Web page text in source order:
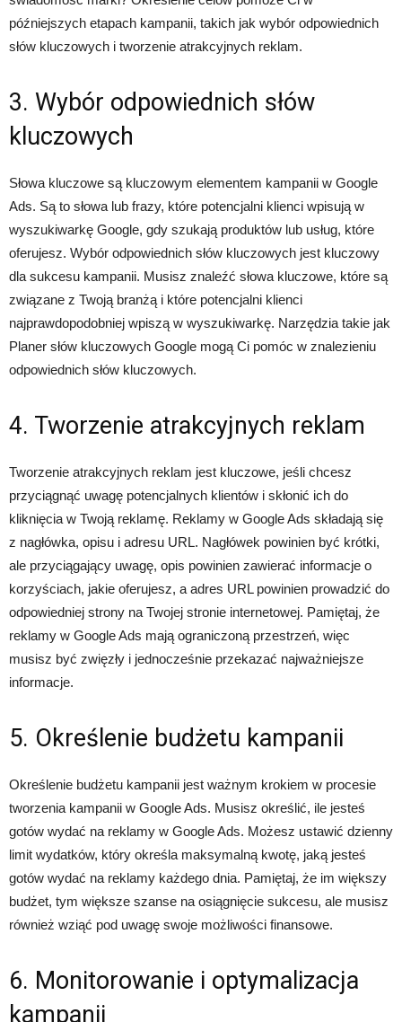
późniejszych etapach kampanii, takich jak wybór odpowiednich
słów kluczowych i tworzenie atrakcyjnych reklam.
3. Wybór odpowiednich słów
kluczowych
Słowa kluczowe są kluczowym elementem kampanii w Google
Ads. Są to słowa lub frazy, które potencjalni klienci wpisują w
wyszukiwarkę Google, gdy szukają produktów lub usług, które
oferujesz. Wybór odpowiednich słów kluczowych jest kluczowy
dla sukcesu kampanii. Musisz znaleźć słowa kluczowe, które są
związane z Twoją branżą i które potencjalni klienci
najprawdopodobniej wpiszą w wyszukiwarkę. Narzędzia takie jak
Planer słów kluczowych Google mogą Ci pomóc w znalezieniu
odpowiednich słów kluczowych.
4. Tworzenie atrakcyjnych reklam
Tworzenie atrakcyjnych reklam jest kluczowe, jeśli chcesz
przyciągnąć uwagę potencjalnych klientów i skłonić ich do
kliknięcia w Twoją reklamę. Reklamy w Google Ads składają się
z nagłówka, opisu i adresu URL. Nagłówek powinien być krótki,
ale przyciągający uwagę, opis powinien zawierać informacje o
korzyściach, jakie oferujesz, a adres URL powinien prowadzić do
odpowiedniej strony na Twojej stronie internetowej. Pamiętaj, że
reklamy w Google Ads mają ograniczoną przestrzeń, więc
musisz być zwięzły i jednocześnie przekazać najważniejsze
informacje.
5. Określenie budżetu kampanii
Określenie budżetu kampanii jest ważnym krokiem w procesie
tworzenia kampanii w Google Ads. Musisz określić, ile jesteś
gotów wydać na reklamy w Google Ads. Możesz ustawić dzienny
limit wydatków, który określa maksymalną kwotę, jaką jesteś
gotów wydać na reklamy każdego dnia. Pamiętaj, że im większy
budżet, tym większe szanse na osiągnięcie sukcesu, ale musisz
również wziąć pod uwagę swoje możliwości finansowe.
6. Monitorowanie i optymalizacja
kampanii